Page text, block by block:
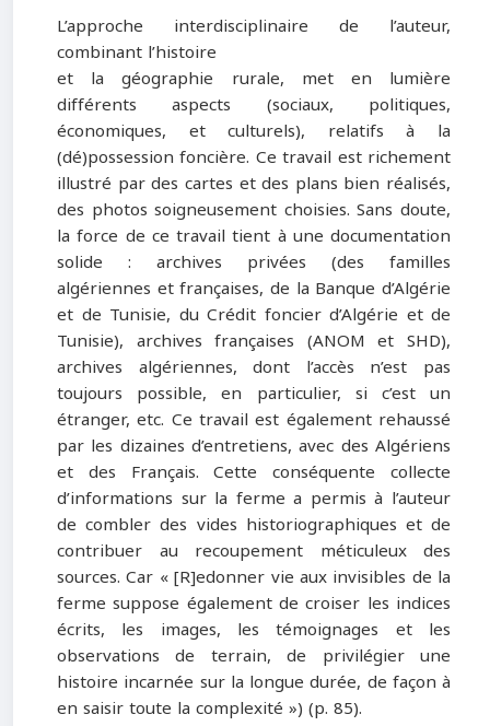
L’approche interdisciplinaire de l’auteur,
combinant l’histoire
et la géographie rurale, met en lumière
différents aspects (sociaux, politiques,
économiques, et culturels), relatifs à la
(dé)possession foncière. Ce travail est richement
illustré par des cartes et des plans bien réalisés,
des photos soigneusement choisies. Sans doute,
la force de ce travail tient à une documentation
solide : archives privées (des familles
algériennes et françaises, de la Banque d’Algérie
et de Tunisie, du Crédit foncier d’Algérie et de
Tunisie), archives françaises (ANOM et SHD),
archives algériennes, dont l’accès n’est pas
toujours possible, en particulier, si c’est un
étranger, etc. Ce travail est également rehaussé
par les dizaines d’entretiens, avec des Algériens
et des Français. Cette conséquente collecte
d’informations sur la ferme a permis à l’auteur
de combler des vides historiographiques et de
contribuer au recoupement méticuleux des
sources. Car « [R]edonner vie aux invisibles de la
ferme suppose également de croiser les indices
écrits, les images, les témoignages et les
observations de terrain, de privilégier une
histoire incarnée sur la longue durée, de façon à
en saisir toute la complexité ») (p. 85).